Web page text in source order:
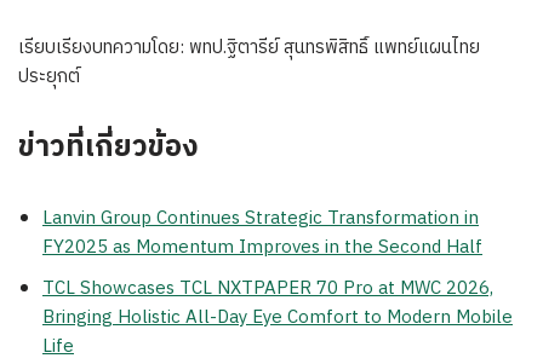
เรียบเรียงบทความโดย: พทป.ฐิตารีย์ สุนทรพิสิทธิ์ แพทย์แผนไทย
ประยุกต์
ข่าวที่เกี่ยวข้อง
Lanvin Group Continues Strategic Transformation in
FY2025 as Momentum Improves in the Second Half
TCL Showcases TCL NXTPAPER 70 Pro at MWC 2026,
Bringing Holistic All-Day Eye Comfort to Modern Mobile
Life